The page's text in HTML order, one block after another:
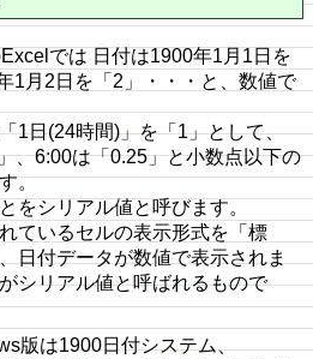
では 日付は1900年1月1日を
1月2日を「2」・・・と、数値で
1日(24時間)」を「1」として、
、6:00は「0.25」と小数点以下の
。
をシリアル値と呼びます。
ているセルの表示形式を「標
日付データが数値で表示されま
シリアル値と呼ばれるもので
版は1900日付システム、